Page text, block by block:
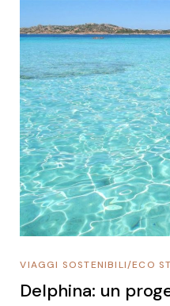
ECO
/
VIAGGI SOSTENIBILI
Delphina: un